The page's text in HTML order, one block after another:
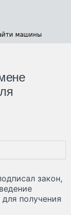
машины
закон,
получения